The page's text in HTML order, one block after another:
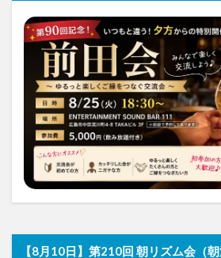
【8月10日】第210回 朝リズム会（朝